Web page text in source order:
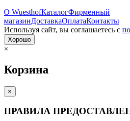
О WuesthofКаталогФирменный
магазинДоставкаОплатаКонтакты
Используя сайт, вы согла­шаетесь с
Хорошо
×
Корзина
×
ПРАВИЛА